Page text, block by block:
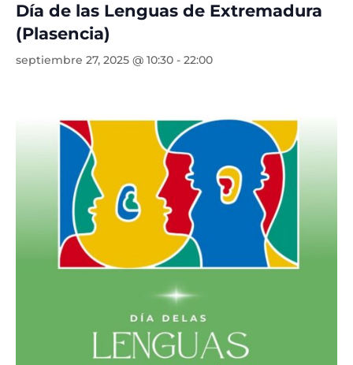
Día de las Lenguas de Extremadura
(Plasencia)
septiembre 27, 2025 @ 10:30 - 22:00